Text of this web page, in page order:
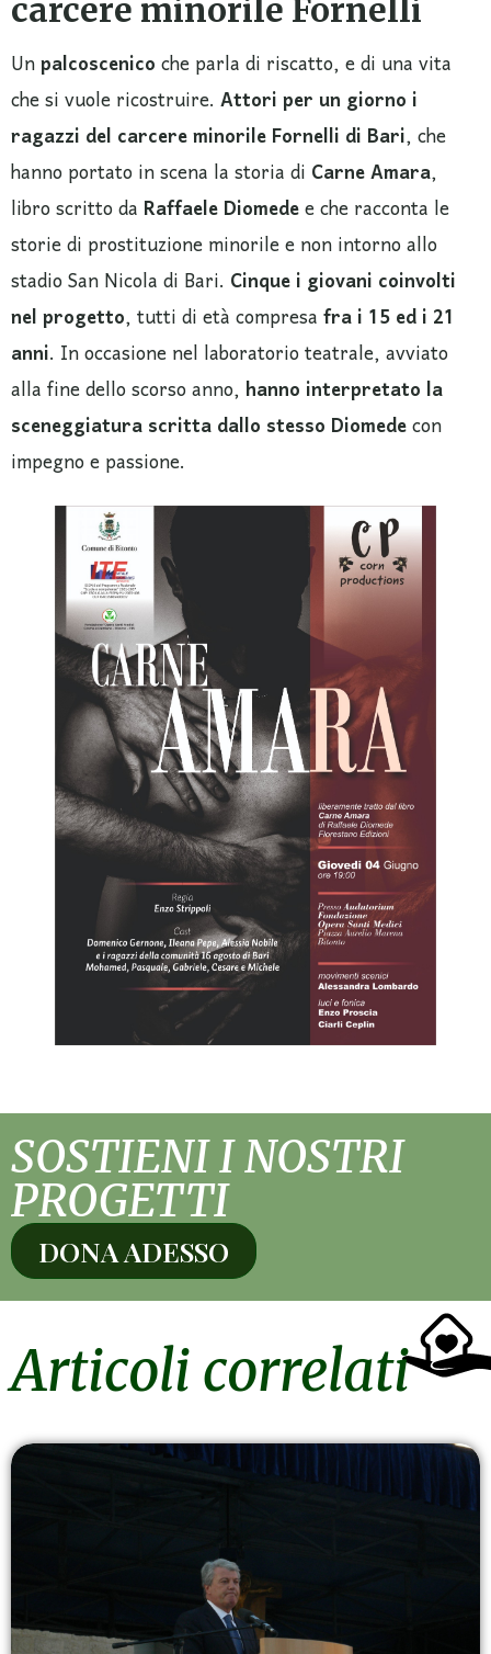
carcere minorile Fornelli
Unpalcoscenicoche parla di riscatto, e di una vita
che si vuole ricostruire.Attori per un giorno i
ragazzi del carcere minorile Fornelli di Bari, che
hanno portato in scena la storia diCarne Amara,
libro scritto daRaffaele Diomedee che racconta le
storie di prostituzione minorile e non intorno allo
stadio San Nicola di Bari. Cinque i giovani coinvolti
nel progetto, tutti di età compresafra i 15 ed i 21
anni. In occasione nel laboratorio teatrale, avviato
alla fine dello scorso anno, hanno interpretato la
sceneggiatura scritta dallo stesso Diomedecon
impegno e passione.
SOSTIENI I NOSTRI
PROGETTI
DONA ADESSO
Articoli correlati